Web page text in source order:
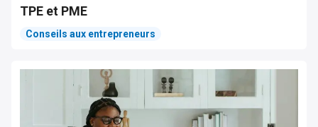
TPE et PME
Conseils aux entrepreneurs